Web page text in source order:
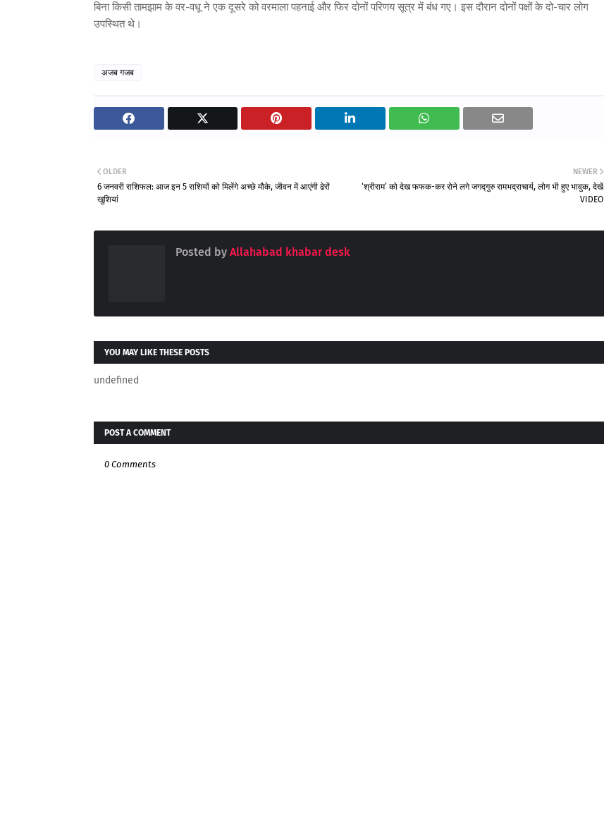
बिना किसी तामझाम के वर-वधू ने एक दूसरे को वरमाला पहनाई और फिर दोनों परिणय सूत्र में बंध गए। इस दौरान दोनों पक्षों के दो-चार लोग
उपस्थित थे।
अजब गजब
NEWER
‘श्रीराम’ को देख फफक-कर रोने लगे जगद्गुरु रामभद्राचार्य, लोग भी हुए भावुक, देखें
VIDEO
OLDER
6 जनवरी राशिफल: आज इन 5 राशियों को मिलेंगे अच्छे मौके, जीवन में आएंगी ढेरों
खुशियां
Posted by Allahabad khabar desk
YOU MAY LIKE THESE POSTS
undefined
POST A COMMENT
0 Comments